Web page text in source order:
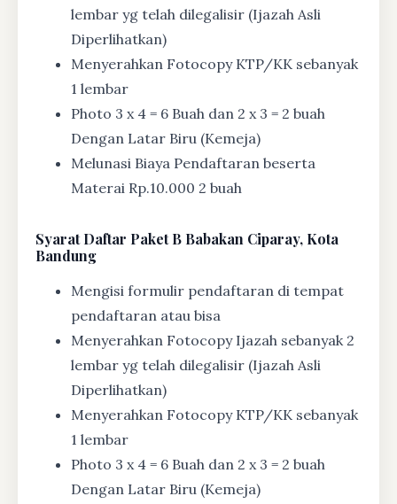
lembar yg telah dilegalisir (Ijazah Asli
Diperlihatkan)
Menyerahkan Fotocopy KTP/KK sebanyak
1 lembar
Photo 3 x 4 = 6 Buah dan 2 x 3 = 2 buah
Dengan Latar Biru (Kemeja)
Melunasi Biaya Pendaftaran beserta
Materai Rp.10.000 2 buah
SyaratDaftar Paket B Babakan Ciparay, Kota
Bandung
Mengisi formulir pendaftaran di tempat
pendaftaran atau bisa
Menyerahkan Fotocopy Ijazah sebanyak 2
lembar yg telah dilegalisir (Ijazah Asli
Diperlihatkan)
Menyerahkan Fotocopy KTP/KK sebanyak
1 lembar
Photo 3 x 4 = 6 Buah dan 2 x 3 = 2 buah
Dengan Latar Biru (Kemeja)